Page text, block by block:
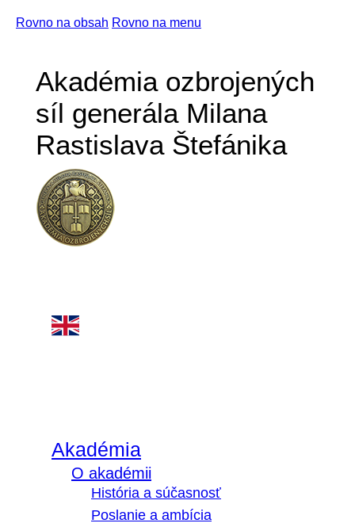
Rovno na obsah Rovno na menu
Akadémia ozbrojených
síl generála Milana
Rastislava Štefánika
Akadémia
O akadémii
História a súčasnosť
Poslanie a ambícia